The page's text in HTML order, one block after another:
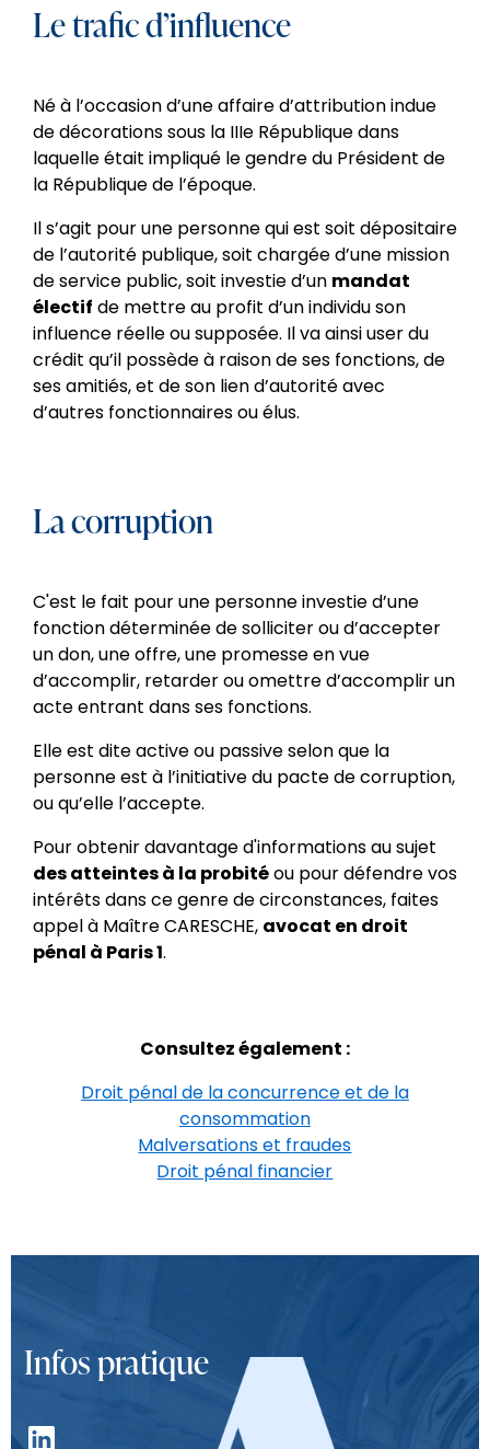
Le trafic d’influence
Né à l’occasion d’une affaire d’attribution indue
de décorations sous la IIIe République dans
laquelle était impliqué le gendre du Président de
la République de l’époque.
Il s’agit pour une personne qui est soit dépositaire
de l’autorité publique, soit chargée d’une mission
de service public, soit investie d’un mandat
électif de mettre au profit d’un individu son
influence réelle ou supposée. Il va ainsi user du
crédit qu’il possède à raison de ses fonctions, de
ses amitiés, et de son lien d’autorité avec
d’autres fonctionnaires ou élus.
La corruption
C'est le fait pour une personne investie d’une
fonction déterminée de solliciter ou d’accepter
un don, une offre, une promesse en vue
d’accomplir, retarder ou omettre d’accomplir un
acte entrant dans ses fonctions.
Elle est dite active ou passive selon que la
personne est à l’initiative du pacte de corruption,
ou qu’elle l’accepte.
Pour obtenir davantage d'informations au sujet
des atteintes à la probitéou pour défendre vos
intérêts dans ce genre de circonstances, faites
appel à Maître CARESCHE, avocat en droit
pénal à Paris 1.
Consultez également :
Droit pénal de la concurrence et de la
consommation
Malversations et fraudes
Droit pénal financier
Infos pratique